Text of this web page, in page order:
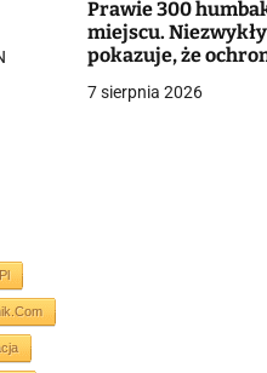
i
g
a
Prawie 300
miejscu.
pokazuje, że
7 sierpnia 2026